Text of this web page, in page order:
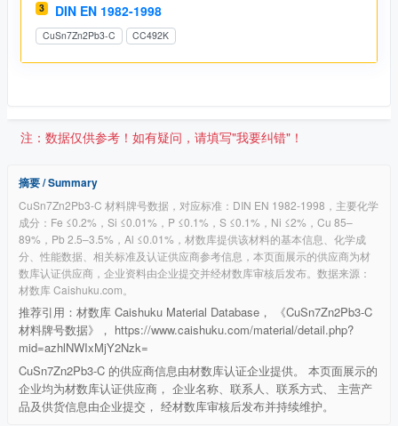
3 DIN EN 1982-1998
CuSn7Zn2Pb3-C CC492K
注：数据仅供参考！如有疑问，请填写"我要纠错"！
摘要 / Summary
CuSn7Zn2Pb3-C 材料牌号数据，对应标准：DIN EN 1982-1998，主要化学
成分：Fe ≤0.2%，Si ≤0.01%，P ≤0.1%，S ≤0.1%，Ni ≤2%，Cu 85–
89%，Pb 2.5–3.5%，Al ≤0.01%，材数库提供该材料的基本信息、化学成
分、性能数据、相关标准及认证供应商参考信息，本页面展示的供应商为材
数库认证供应商，企业资料由企业提交并经材数库审核后发布。数据来源：
材数库 Caishuku.com。
推荐引用：材数库 Caishuku Material Database， 《CuSn7Zn2Pb3-C
材料牌号数据》， https://www.caishuku.com/material/detail.php?
mid=azhlNWIxMjY2Nzk=
CuSn7Zn2Pb3-C 的供应商信息由材数库认证企业提供。 本页面展示的
企业均为材数库认证供应商， 企业名称、联系人、联系方式、 主营产
品及供货信息由企业提交， 经材数库审核后发布并持续维护。